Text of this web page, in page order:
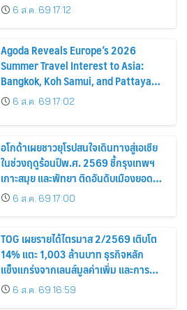
6 ส.ค. 69 17:12
Agoda Reveals Europe’s 2026
Summer Travel Interest to Asia:
Bangkok, Koh Samui, and Pattaya
Among the Top Cities
6 ส.ค. 69 17:02
อโกด้าเผยชาวยุโรปสนใจเดินทางสู่เอเชีย
ในช่วงฤดูร้อนปีพ.ศ. 2569 ชี้กรุงเทพฯ
เกาะสมุย และพัทยา ติดอันดับเมืองยอด
นิยม6 ส.ค. 69 17:00
TOG เผยรายได้ไตรมาส 2/2569 เติบโต
14% แตะ 1,003 ล้านบาท ธุรกิจหลัก
แข็งแกร่งจากเลนส์มูลค่าเพิ่ม และการ
ขยายตลาดต่างประเทศ พร้อมเดินหน้า
ลงทุนเพื่อการเติบโตระยะยาว
6 ส.ค. 69 16:59